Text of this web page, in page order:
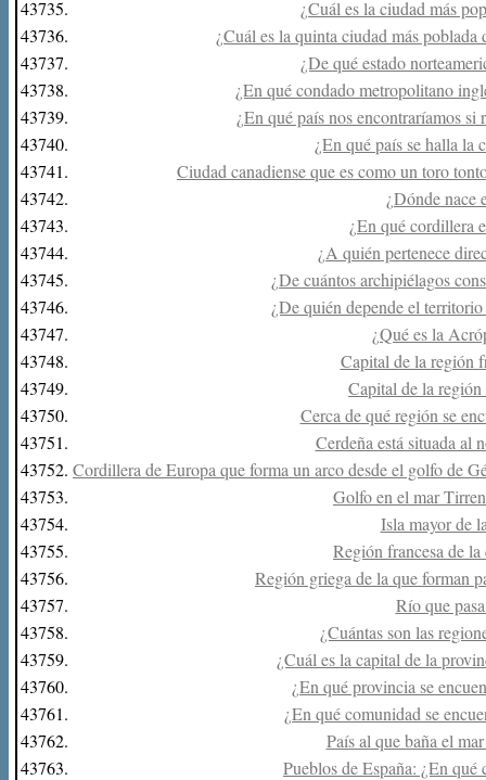
43735.
¿Cuál es la ciudad más
43736.
¿Cuál es la quinta ciudad más
43737.
¿De qué estado
43738.
¿En qué condado metropolitano
43739.
¿En qué país nos encontraríamos
43740.
¿En qué país se halla la
43741.
Ciudad canadiense que es como un toro
43742.
¿Dónde nace
43743.
¿En qué cordillera
43744.
¿A quién pertenece
43745.
¿De cuántos archipiélagos
43746.
¿De quién depende el
43747.
¿Qué es la
43748.
Capital de la región
43749.
Capital de la
43750.
Cerca de qué región se
43751.
Cerdeña está situada al
43752. Cordillera de Europa que forma un arco desde el golfo de
43753.
Golfo en el mar
43754.
Isla mayor de
43755.
Región francesa de
43756.
Región griega de la que forman
43757.
Río que
43758.
¿Cuántas son las
43759.
¿Cuál es la capital de la
43760.
¿En qué provincia se
43761.
¿En qué comunidad se
43762.
País al que baña el
43763.
Pueblos de España: ¿En